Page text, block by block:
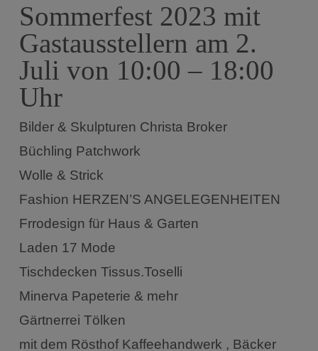
Sommerfest 2023 mit
Gastausstellern am 2.
Juli von 10:00 – 18:00
Uhr
Bilder & Skulpturen Christa Broker
Büchling Patchwork
Wolle & Strick
Fashion HERZEN’S ANGELEGENHEITEN
Frrodesign für Haus & Garten
Laden 17 Mode
Tischdecken Tissus.Toselli
Minerva Papeterie & mehr
Gärtnerrei Tölken
mit dem Rösthof Kaffeehandwerk , Bäcker